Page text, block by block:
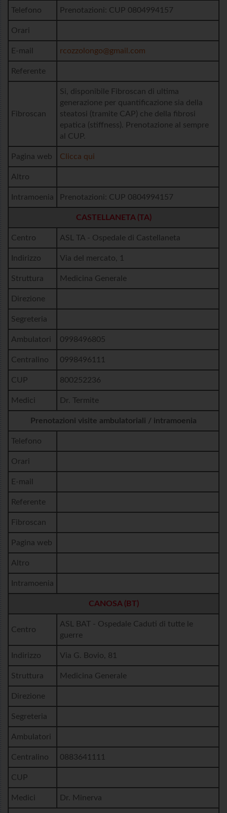
Telefono Prenotazioni: CUP 0804994157
Orari
E-mail rcozzolongo@gmail.com
Referente
Fibroscan
Si, disponibile Fibroscan di ultima
generazione per quantificazione sia della
steatosi (tramite CAP) che della fibrosi
epatica (stiffness). Prenotazione al sempre
al CUP.
Pagina web Clicca qui
Altro
Intramoenia Prenotazioni: CUP 0804994157
CASTELLANETA (TA)
Centro ASL TA - Ospedale di Castellaneta
Indirizzo Via del mercato, 1
Struttura Medicina Generale
Direzione
Segreteria
Ambulatori 0998496805
Centralino 0998496111
CUP 800252236
Medici Dr. Termite
Prenotazioni visite ambulatoriali / intramoenia
Telefono
Orari
E-mail
Referente
Fibroscan
Pagina web
Altro
Intramoenia
CANOSA (BT)
Centro
ASL BAT - Ospedale Caduti di tutte le
guerre
Indirizzo Via G. Bovio, 81
Struttura Medicina Generale
Direzione
Segreteria
Ambulatori
Centralino 0883641111
CUP
Medici Dr. Minerva